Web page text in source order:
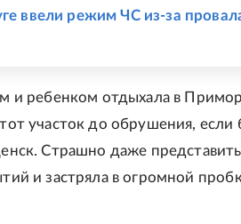
ввели режим ЧС из-за
и ребенком отдыхала в
участок до обрушения,
Страшно даже
и застряла в огромной